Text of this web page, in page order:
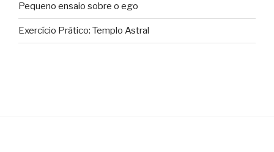
Pequeno ensaio sobre o ego
Exercício Prático: Templo Astral